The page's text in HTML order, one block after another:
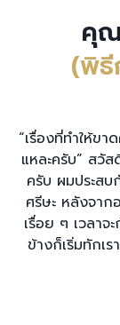
คุ
(พิธี
“เรื่องที่ทำให้ข
แหละครับ” สวั
ครับ ผมประส
ศรีษะ หลังจาก
เรื่อย ๆ เวลาจ
ข้างก็เริ่มทักเ